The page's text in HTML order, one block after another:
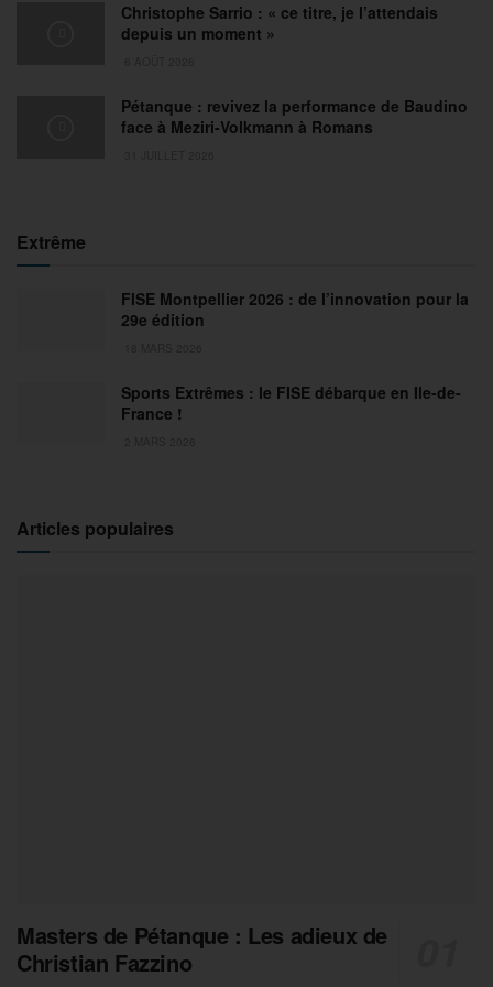
Christophe Sarrio : « ce titre, je l’attendais
depuis un moment »
Pétanque : revivez la performance de Baudino
face à Meziri-Volkmann à Romans
Extrême
FISE Montpellier 2026 : de l’innovation pour la
29e édition
Sports Extrêmes : le FISE débarque en Ile-de-
France !
Articles populaires
Masters de Pétanque : Les adieux de
Christian Fazzino